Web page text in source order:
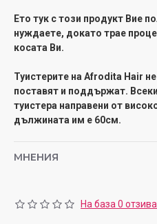
Ето тук с този продукт Вие
нуждаете, докато трае
косата Ви.
Туистерите на Afrodita Hair
поставят и поддържат.
туистера направени от
дължината им е 60см.
МНЕНИЯ
На база 0 отзива.